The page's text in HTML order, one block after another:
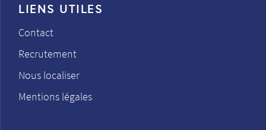
LIENS UTILES
Contact
Recrutement
Nous localiser
Mentions légales